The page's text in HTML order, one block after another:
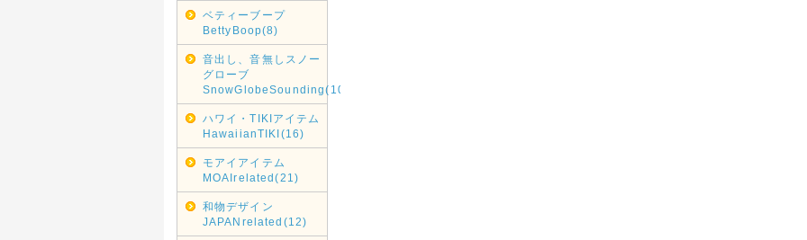
ベティーブープ
BettyBoop(8)
音出し、音無しスノー
グローブ
SnowGlobeSounding(10)
ハワイ・TIKIアイテム
HawaiianTIKI(16)
モアイアイテム
MOAIrelated(21)
和物デザイン
JAPANrelated(12)